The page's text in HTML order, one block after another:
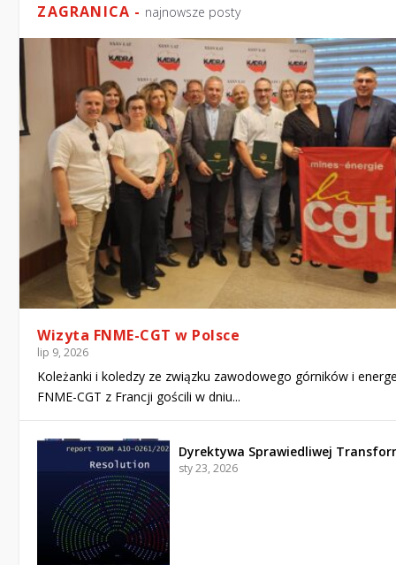
ZAGRANICA - najnowsze posty
Wizyta FNME-CGT w Polsce
lip 9, 2026
Koleżanki i koledzy ze związku zawodowego górników i
FNME-CGT z Francji gościli w dniu...
Dyrektywa Sprawiedliwej
sty 23, 2026